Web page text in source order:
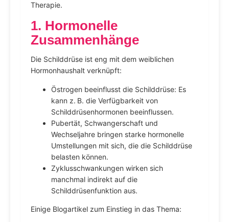
Therapie.
1. Hormonelle
Zusammenhänge
Die Schilddrüse ist eng mit dem weiblichen
Hormonhaushalt verknüpft:
Östrogen beeinflusst die Schilddrüse: Es
kann z. B. die Verfügbarkeit von
Schilddrüsenhormonen beeinflussen.
Pubertät, Schwangerschaft und
Wechseljahre bringen starke hormonelle
Umstellungen mit sich, die die Schilddrüse
belasten können.
Zyklusschwankungen wirken sich
manchmal indirekt auf die
Schilddrüsenfunktion aus.
Einige Blogartikel zum Einstieg in das Thema: